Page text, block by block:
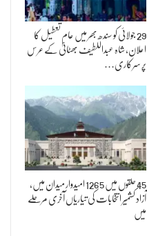
29 جولائی کو سندھ بھر میں عام تعطیل کا
اعلان، شاہ عبداللطیف بھٹائیؒ کے عرس
پر سرکاری…
45 حلقوں میں 1265 امیدوار میدان میں،
آزاد کشمیر انتخابات کی تیاریاں آخری مرحلے
میں